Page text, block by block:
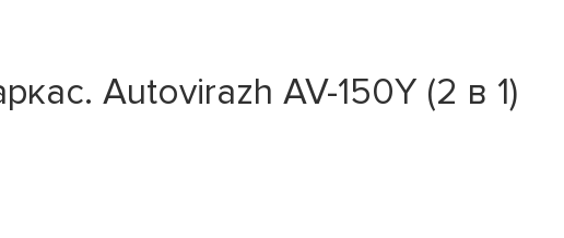
Autovirazh AV-150Y (2 в 1)